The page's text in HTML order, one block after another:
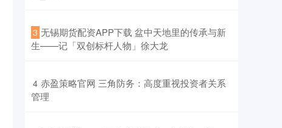
3 ​无锡期货配资APP下载 盆中天地里的传承与新
生——记「双创标杆人物」徐大龙
4 ​赤盈策略官网 三角防务：高度重视投资者关系
管理